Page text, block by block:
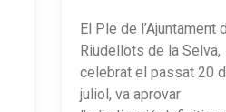
El Ple de l’Ajuntament
Riudellots de la Selva,
celebrat el passat 20
juliol, va aprovar